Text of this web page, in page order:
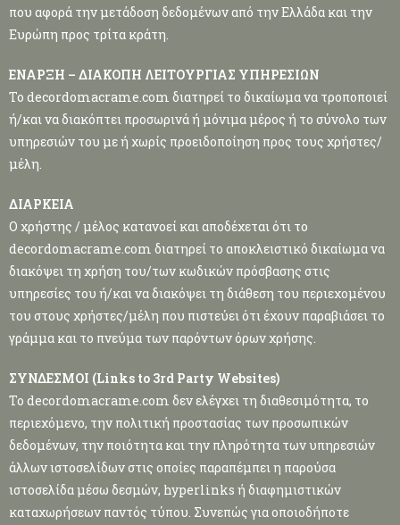
που αφορά την μετάδοση δεδομένων από την Ελλάδα και την
Ευρώπη προς τρίτα κράτη.
ΕΝΑΡΞΗ – ΔΙΑΚΟΠΗ ΛΕΙTΟΥΡΓΙΑΣ ΥΠΗΡΕΣΙΩΝ
Το decordomacrame.com διατηρεί το δικαίωμα να τροποποιεί
ή/και να διακόπτει προσωρινά ή μόνιμα μέρος ή το σύνολο των
υπηρεσιών του με ή χωρίς προειδοποίηση προς τους χρήστες/
μέλη.
ΔΙΑΡΚΕΙΑ
Ο χρήστης / μέλος κατανοεί και αποδέχεται ότι το
decordomacrame.com διατηρεί το αποκλειστικό δικαίωμα να
διακόψει τη χρήση του/των κωδικών πρόσβασης στις
υπηρεσίες του ή/και να διακόψει τη διάθεση του περιεχομένου
του στους χρήστες/μέλη που πιστεύει ότι έχουν παραβιάσει το
γράμμα και το πνεύμα των παρόντων όρων χρήσης.
ΣΥΝΔΕΣΜΟΙ (Links to 3rd Party Websites)
Το decordomacrame.com δεν ελέγχει τη διαθεσιμότητα, το
περιεχόμενο, την πολιτική προστασίας των προσωπικών
δεδομένων, την ποιότητα και την πληρότητα των υπηρεσιών
άλλων ιστοσελίδων στις οποίες παραπέμπει η παρούσα
ιστοσελίδα μέσω δεσμών, hyperlinks ή διαφημιστικών
καταχωρήσεων παντός τύπου. Συνεπώς για οποιοδήποτε